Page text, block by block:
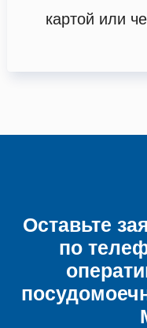
картой или
Оставьте
по